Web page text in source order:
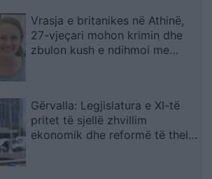
Vrasja e britanikes në Athinë,
27-vjeçari mohon krimin dhe
zbulon kush e ndihmoi me
Gërvalla: Legjislatura e XI-të
pritet të sjellë zhvillim
ekonomik dhe reformë të thellë